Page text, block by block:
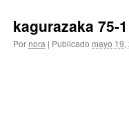
kagurazaka 75-1
Por nora | Publicado mayo 19,